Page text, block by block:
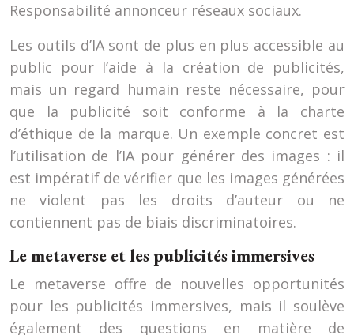
Responsabilité annonceur réseaux sociaux.
Les outils d’IA sont de plus en plus accessible au
public pour l’aide à la création de publicités,
mais un regard humain reste nécessaire, pour
que la publicité soit conforme à la charte
d’éthique de la marque. Un exemple concret est
l’utilisation de l’IA pour générer des images : il
est impératif de vérifier que les images générées
ne violent pas les droits d’auteur ou ne
contiennent pas de biais discriminatoires.
Le metaverse et les publicités immersives
Le metaverse offre de nouvelles opportunités
pour les publicités immersives, mais il soulève
également des questions en matière de